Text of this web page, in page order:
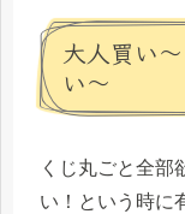
大人買い
い～
くじ丸ごと全部
い！という時に